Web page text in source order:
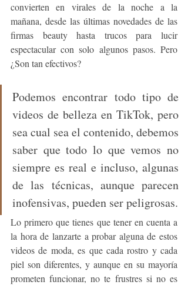
convierten en virales de la noche a la
mañana, desde las últimas novedades de las
firmas beauty hasta trucos para lucir
espectacular con solo algunos pasos. Pero
¿Son tan efectivos?
Podemos encontrar todo tipo de
videos de belleza en TikTok, pero
sea cual sea el contenido, debemos
saber que todo lo que vemos no
siempre es real e incluso, algunas
de las técnicas, aunque parecen
Lo primero que tienes que tener en cuenta a
la hora de lanzarte a probar alguna de estos
videos de moda, es que cada rostro y cada
piel son diferentes, y aunque en su mayoría
prometen funcionar, no te frustres si no es